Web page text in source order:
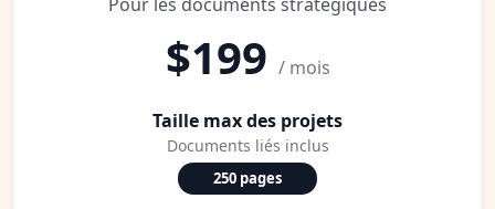
$199 / mois
Taille max des projets
Documents liés inclus
250 pages